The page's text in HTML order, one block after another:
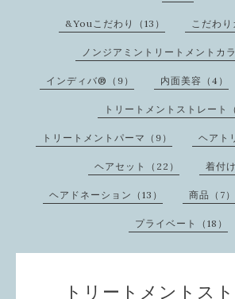
&Youこだわり（13） こだわり
ノンジアミントリートメントカ
インディバ®️（9） 内面美容（4）
トリートメントストレート（
トリートメントパーマ（9） ヘアト
ヘアセット（22） 着付
ヘアドネーション（13） 商品（7）
プライベート（18）
トリートメントス